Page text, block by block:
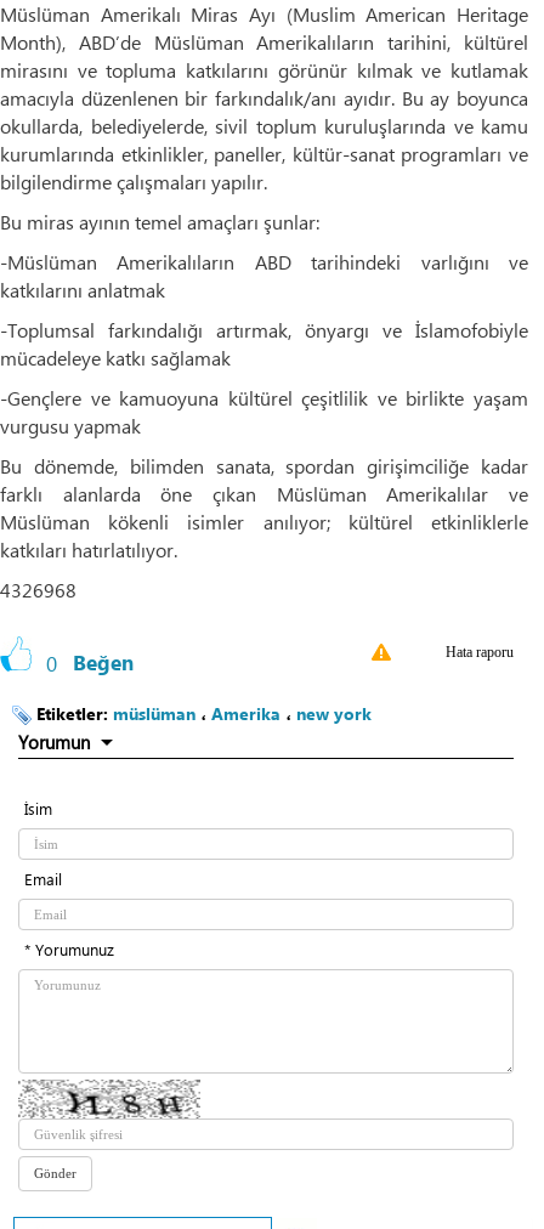
Müslüman Amerikalı Miras Ayı (Muslim American Heritage
Month), ABD’de Müslüman Amerikalıların tarihini, kültürel
mirasını ve topluma katkılarını görünür kılmak ve kutlamak
amacıyla düzenlenen bir farkındalık/anı ayıdır. Bu ay boyunca
okullarda, belediyelerde, sivil toplum kuruluşlarında ve kamu
kurumlarında etkinlikler, paneller, kültür-sanat programları ve
bilgilendirme çalışmaları yapılır.
Bu miras ayının temel amaçları şunlar:
-Müslüman Amerikalıların ABD tarihindeki varlığını ve
katkılarını anlatmak
-Toplumsal farkındalığı artırmak, önyargı ve İslamofobiyle
mücadeleye katkı sağlamak
-Gençlere ve kamuoyuna kültürel çeşitlilik ve birlikte yaşam
vurgusu yapmak
Bu dönemde, bilimden sanata, spordan girişimciliğe kadar
farklı alanlarda öne çıkan Müslüman Amerikalılar ve
Müslüman kökenli isimler anılıyor; kültürel etkinliklerle
katkıları hatırlatılıyor.
4326968
0 Beğen Hata raporu
Etiketler: müslüman ، Amerika ، new york
Yorumun
İsim
Email
* Yorumunuz